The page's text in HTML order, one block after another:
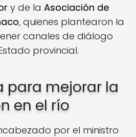
y de la Asociación de
, quienes plantearon la
canales de diálogo
provincial.
para mejorar la
en el río
por el ministro